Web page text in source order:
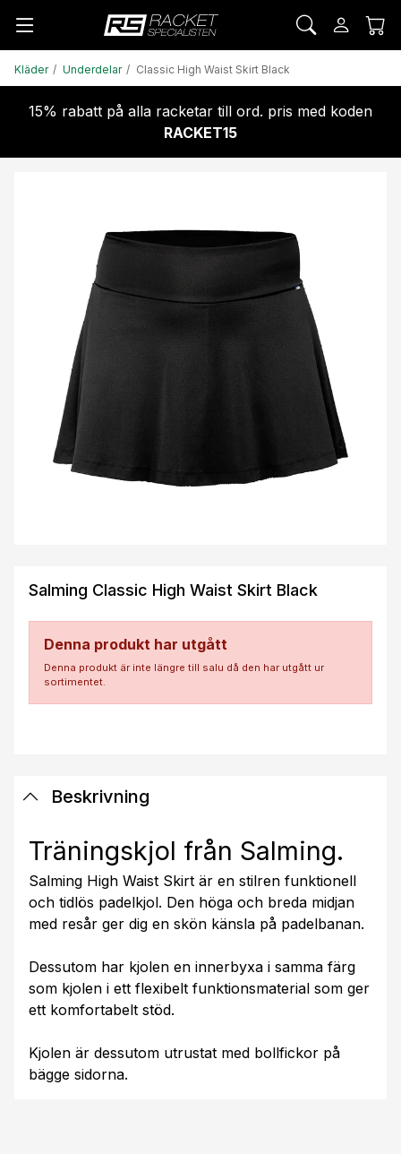
Kläder Underdelar Classic High Waist Skirt Black
15% rabatt på alla racketar till ord. pris med koden
RACKET15
Salming Classic High Waist Skirt Black
Denna produkt har utgått
Denna produkt är inte längre till salu då den har utgått ur
sortimentet.
Beskrivning
Träningskjol från Salming.
Salming High Waist Skirt är en stilren funktionell
och tidlös padelkjol. Den höga och breda midjan
med resår ger dig en skön känsla på padelbanan.
Dessutom har kjolen en innerbyxa i samma färg
som kjolen i ett flexibelt funktionsmaterial som ger
ett komfortabelt stöd.
Kjolen är dessutom utrustat med bollfickor på
bägge sidorna.